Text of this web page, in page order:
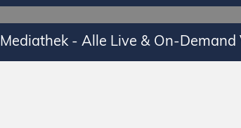
Mediathek - Alle Live & On-